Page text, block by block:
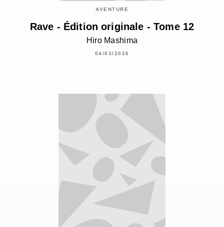
AVENTURE
Rave - Édition originale - Tome 12
Hiro Mashima
04/03/2026